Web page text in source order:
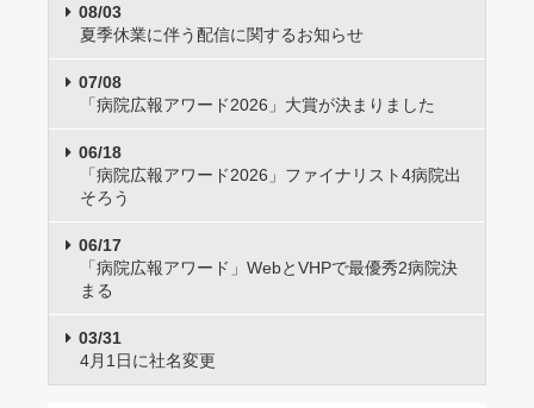
08/03
夏季休業に伴う配信に関するお知らせ
07/08
「病院広報アワード2026」大賞が決まりました
06/18
「病院広報アワード2026」ファイナリスト4病院出
そろう
06/17
「病院広報アワード」WebとVHPで最優秀2病院決
まる
03/31
4月1日に社名変更